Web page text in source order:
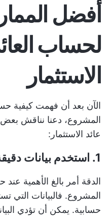
أفضل
لحساب
الاستثمار
الآن بعد أن فهمت كيفية
المشروع، دعنا نناقش
عائد الاستثمار:
1. استخدم بيانات دقيقة
الدقة أمر بالغ الأهمية
المشروع. فالبيانات
حسابية. يمكن أن تؤدي